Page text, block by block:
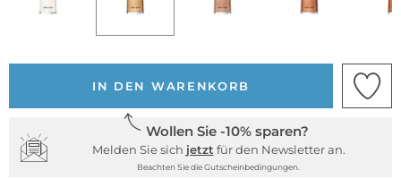
IN DEN WARENKORB
Wollen Sie -10% sparen?
Melden Sie sich jetzt für den Newsletter an.
Beachten Sie die Gutscheinbedingungen.